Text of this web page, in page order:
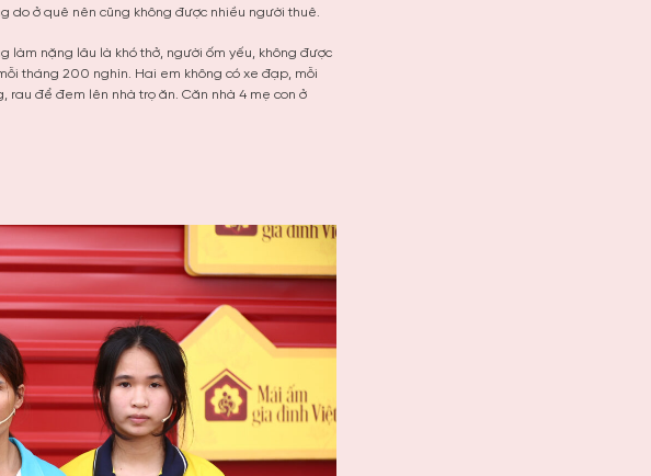
do ở quê nên cũng không được nhiều người thuê.
làm nặng lâu là khó thở, người ốm yếu, không được
tháng 200 nghìn. Hai em không có xe đạp, mỗi
rau để đem lên nhà trọ ăn. Căn nhà 4 mẹ con ở